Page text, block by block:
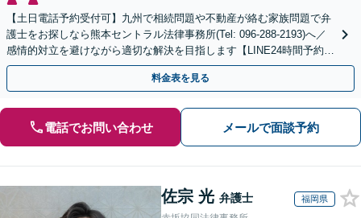
【土日電話予約受付可】九州で相続問題や不動産が絡む家族問題で弁
護士をお探しなら熊本セントラル法律事務所(Tel: 096-288-2193)へ／
感情的対立を避けながら適切な解決を目指します【LINE24時間予約受
付可】【休日・夜間相談可】
料金表を見る
電話でお問い合わせ メールで面談予約
佐宗 光 弁護士 福岡県